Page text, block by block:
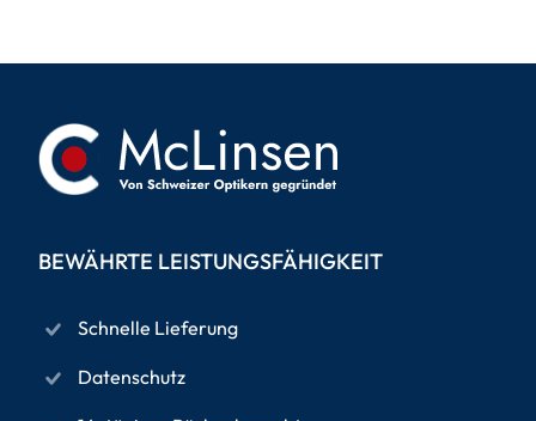
BEWÄHRTE LEISTUNGSFÄHIGKEIT
Schnelle Lieferung
Datenschutz